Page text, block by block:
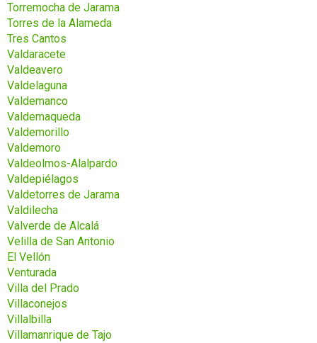
Torremocha de Jarama
Torres de la Alameda
Tres Cantos
Valdaracete
Valdeavero
Valdelaguna
Valdemanco
Valdemaqueda
Valdemorillo
Valdemoro
Valdeolmos-Alalpardo
Valdepiélagos
Valdetorres de Jarama
Valdilecha
Valverde de Alcalá
Velilla de San Antonio
El Vellón
Venturada
Villa del Prado
Villaconejos
Villalbilla
Villamanrique de Tajo